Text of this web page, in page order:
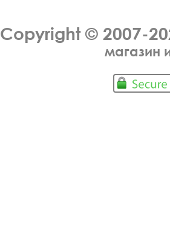
Copyright © 2007-
магазин